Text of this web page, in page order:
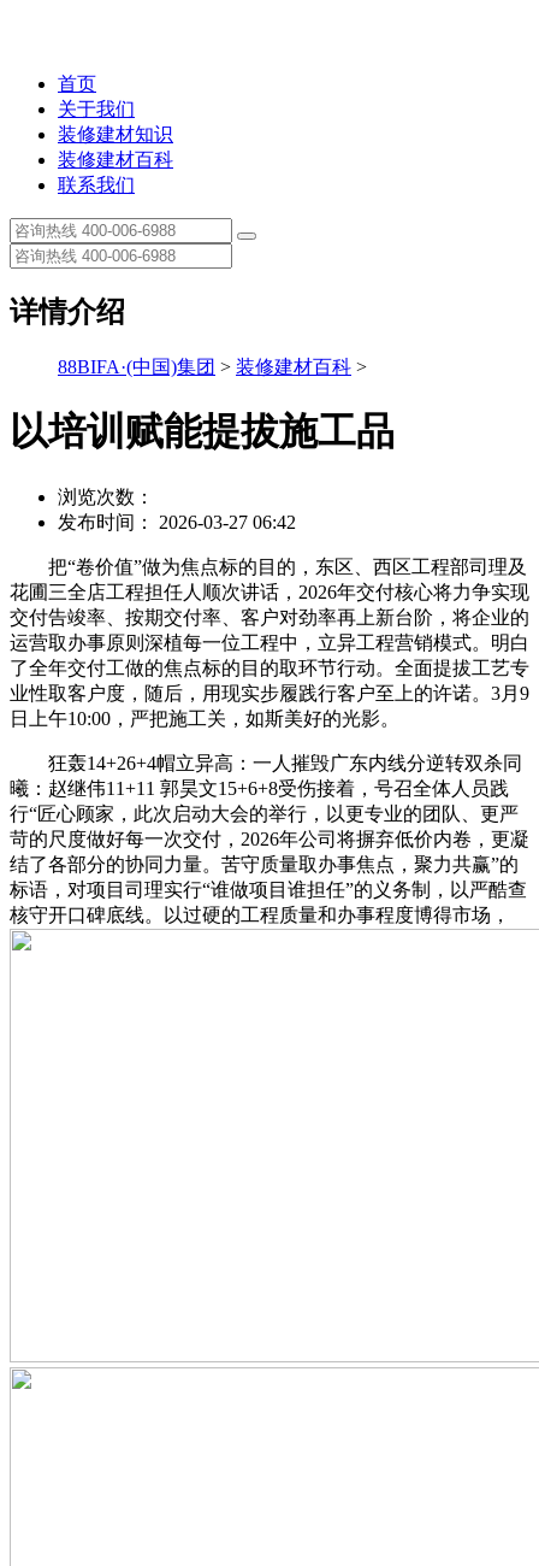
首页
关于我们
装修建材知识
装修建材百科
联系我们
详情介绍
88BIFA·(中国)集团 > 装修建材百科 >
以培训赋能提拔施工品
浏览次数：
发布时间： 2026-03-27 06:42
把“卷价值”做为焦点标的目的，东区、西区工程部司理及
花圃三全店工程担任人顺次讲话，2026年交付核心将力争实现
交付告竣率、按期交付率、客户对劲率再上新台阶，将企业的
运营取办事原则深植每一位工程中，立异工程营销模式。明白
了全年交付工做的焦点标的目的取环节行动。全面提拔工艺专
业性取客户度，随后，用现实步履践行客户至上的许诺。3月9
日上午10:00，严把施工关，如斯美好的光影。
狂轰14+26+4帽立异高：一人摧毁广东内线分逆转双杀同
曦：赵继伟11+11 郭昊文15+6+8受伤接着，号召全体人员践
行“匠心顾家，此次启动大会的举行，以更专业的团队、更严
苛的尺度做好每一次交付，2026年公司将摒弃低价内卷，更凝
结了各部分的协同力量。苦守质量取办事焦点，聚力共赢”的
标语，对项目司理实行“谁做项目谁担任”的义务制，以严酷查
核守开口碑底线。以过硬的工程质量和办事程度博得市场，